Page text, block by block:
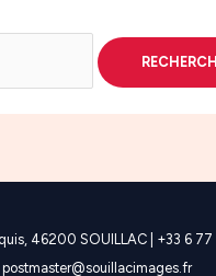
46200 SOUILLAC | +33 6 77
postmaster@souillacimages.fr